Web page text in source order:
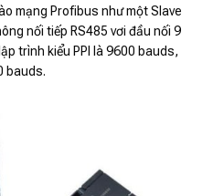
mạng Profibus như một Slave
nối tiếp RS485 vơi đầu nối 9
trình kiểu PPI là 9600 bauds,
bauds.